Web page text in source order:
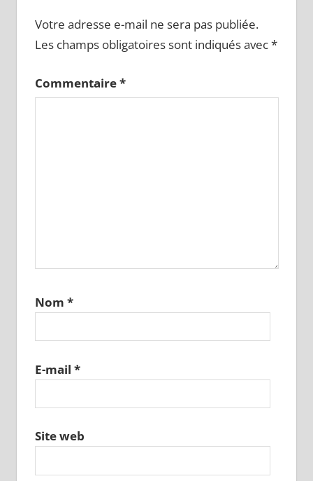
Votre adresse e-mail ne sera pas publiée.
Les champs obligatoires sont indiqués avec*
Commentaire*
Nom *
E-mail *
Site web